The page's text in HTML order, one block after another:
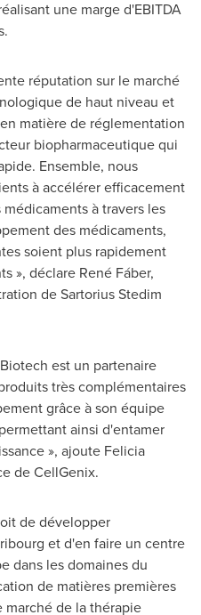
une marge d'EBITDA
réputation sur le marché
de haut niveau et
matière de réglementation
biopharmaceutique qui
Ensemble, nous
à accélérer efficacement
à travers les
des médicaments,
soient plus rapidement
», déclare René Fáber,
de Sartorius Stedim
est un partenaire
très complémentaires
grâce à son équipe
ainsi d'entamer
», ajoute Felicia
de CellGenix.
de développer
et d'en faire un centre
dans les domaines du
de matières premières
de la thérapie